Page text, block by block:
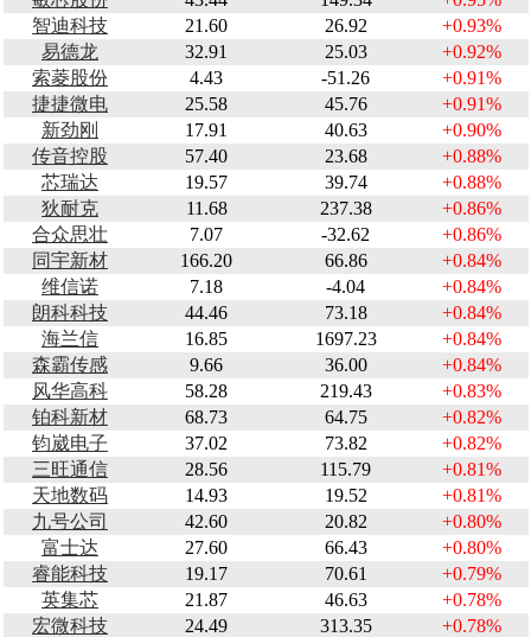
智迪科技
21.60 26.92
+0.93%
易德龙
32.91 25.03
+0.92%
索菱股份
4.43 -51.26
+0.91%
捷捷微电
25.58 45.76
+0.91%
新劲刚
17.91 40.63
+0.90%
传音控股
57.40 23.68
+0.88%
芯瑞达
19.57 39.74
+0.88%
狄耐克
11.68 237.38
+0.86%
合众思壮
7.07 -32.62
+0.86%
同宇新材
166.20 66.86
+0.84%
维信诺
7.18 -4.04
+0.84%
朗科科技
44.46 73.18
+0.84%
海兰信
16.85 1697.23
+0.84%
森霸传感
9.66 36.00
+0.84%
风华高科
58.28 219.43
+0.83%
铂科新材
68.73 64.75
+0.82%
钧崴电子
37.02 73.82
+0.82%
三旺通信
28.56 115.79
+0.81%
天地数码
14.93 19.52
+0.81%
九号公司
42.60 20.82
+0.80%
富士达
27.60 66.43
+0.80%
睿能科技
19.17 70.61
+0.79%
英集芯
21.87 46.63
+0.78%
宏微科技
24.49 313.35
+0.78%